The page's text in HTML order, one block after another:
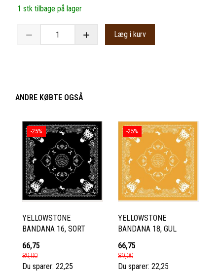
1 stk tilbage på lager
Læg i kurv
ANDRE KØBTE OGSÅ
-25%
YELLOWSTONE
BANDANA 16, SORT
66,75
89,00
Du sparer: 22,25
-25%
YELLOWSTONE
BANDANA 18, GUL
66,75
89,00
Du sparer: 22,25